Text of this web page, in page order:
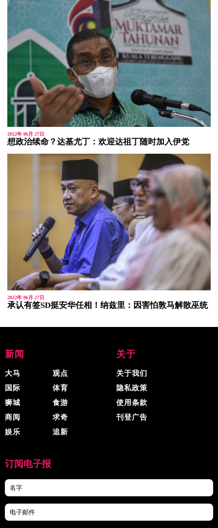
2022年 06月 27日
想政治续命？达基尤丁：欢迎达祖丁随时加入伊党
2022年 06月 27日
承认有签SD挺安华任相！纳兹里：因害怕敦马解散巫统
新闻
大马
国际
狮城
商阅
娱乐
观点
体育
食游
求奇
追新
关于
关于我们
隐私政策
使用条款
刊登广告
订阅电子报